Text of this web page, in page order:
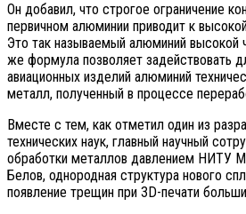
Он добавил, что строгое ограничение
первичном алюминии приводит к
Это так называемый алюминий
же формула позволяет задействовать
авиационных изделий алюминий
металл, полученный в процессе
Вместе с тем, как отметил один из
технических наук, главный научный
обработки металлов давлением НИТУ
Белов, однородная структура нового
появление трещин при 3D-печати